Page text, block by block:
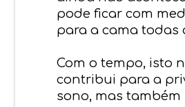
pode ficar com
para a cama todas
Com o tempo, isto
contribui para a
sono, mas também